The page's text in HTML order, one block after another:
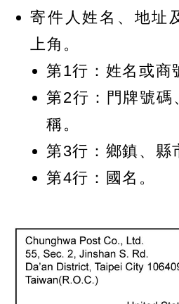
寄件人姓名、地址
上角。
第1行：姓名或商
第2行：門牌號碼
稱。
第3行：鄉鎮、縣
第4行：國名。